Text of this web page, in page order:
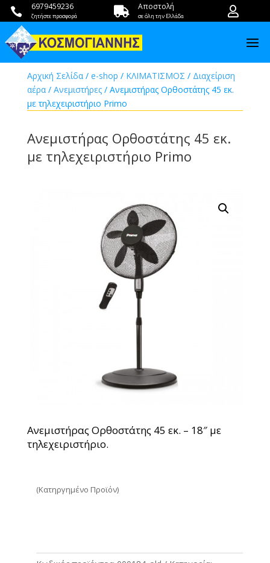
 6979459236
ζητήστε προσφορά  Αποστολή
σε όλη την Ελλάδα 
Αρχική Σελίδα/ e-shop / ΚΛΙΜΑΤΙΣΜΟΣ / Διαχείριση
αέρα/ Ανεμιστήρες/ Ανεμιστήρας Ορθοστάτης 45 εκ.
με τηλεχειριστήριο Primo
Ανεμιστήρας Ορθοστάτης 45 εκ.
με τηλεχειριστήριο Primo
Ανεμιστήρας Ορθοστάτης 45 εκ. – 18″ με
τηλεχειριστήριο.
(Κατηργημένο Προϊόν)